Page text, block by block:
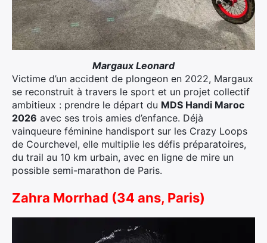
Margaux Leonard
Victime d’un accident de plongeon en 2022, Margaux
se reconstruit à travers le sport et un projet collectif
ambitieux : prendre le départ du MDS Handi Maroc
2026 avec ses trois amies d’enfance. Déjà
vainqueure féminine handisport sur les Crazy Loops
de Courchevel, elle multiplie les défis préparatoires,
du trail au 10 km urbain, avec en ligne de mire un
possible semi-marathon de Paris.
Zahra Morrhad (34 ans, Paris)
×
Rechercher
: